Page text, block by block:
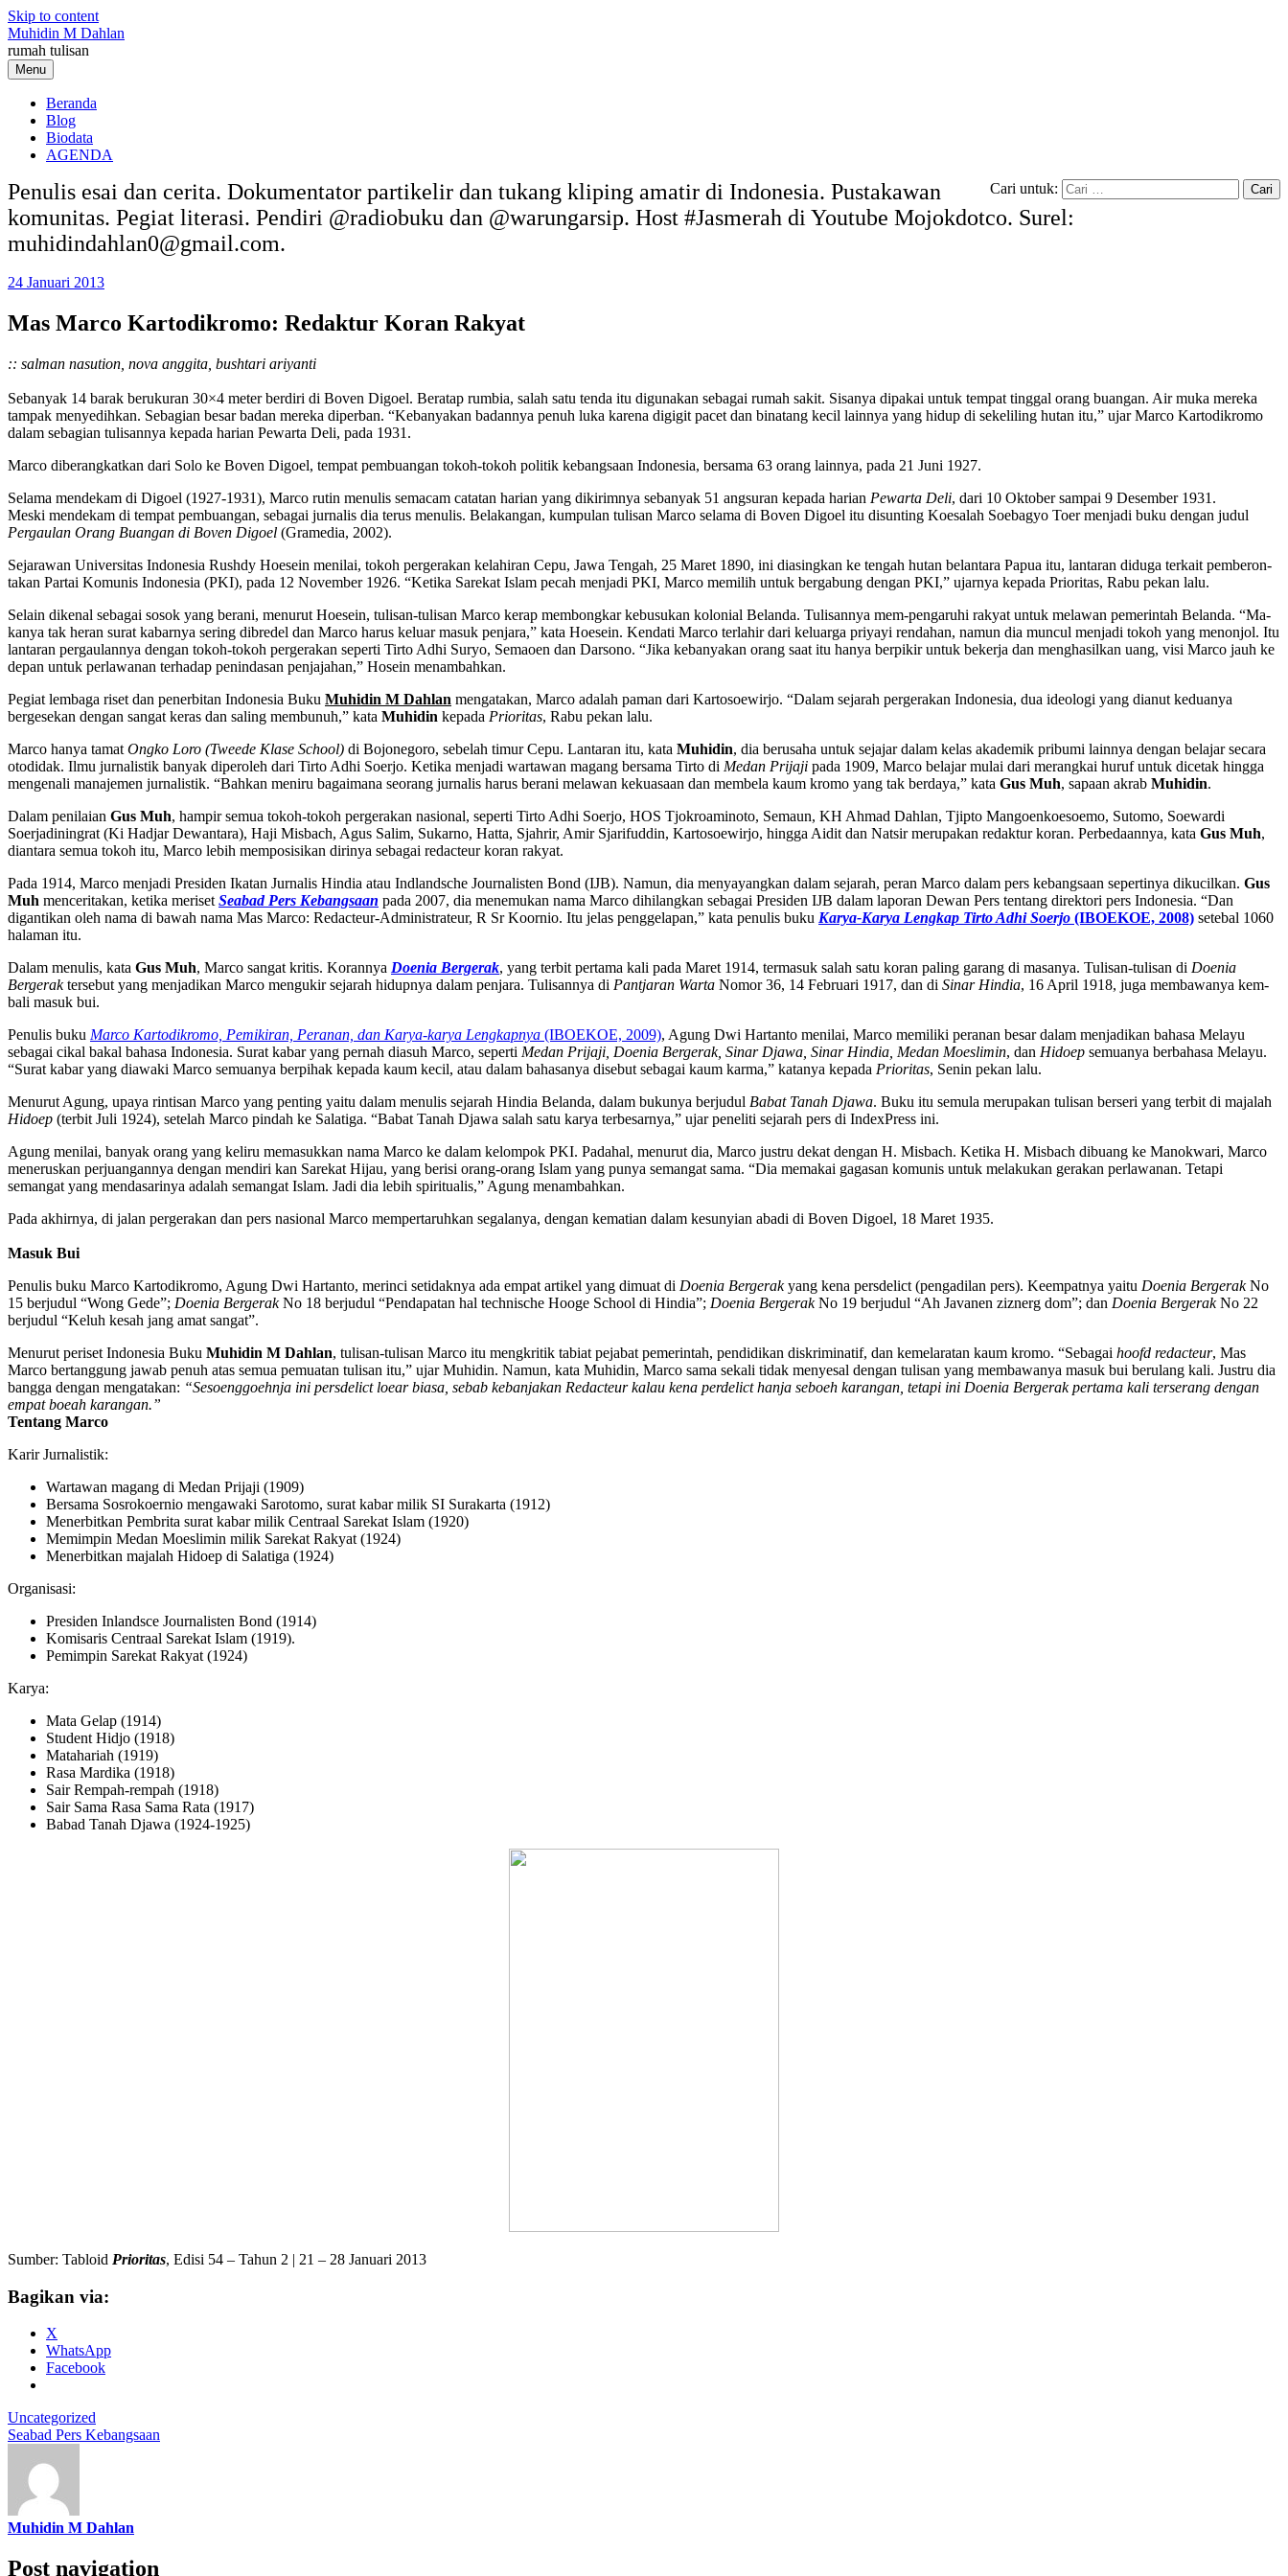
Skip to content
Muhidin M Dahlan
rumah tulisan
Menu
Beranda
Blog
Biodata
AGENDA
Cari untuk:
Penulis esai dan cerita. Dokumentator partikelir dan tukang kliping amatir di Indonesia. Pustakawan
komunitas. Pegiat literasi. Pendiri @radiobuku dan @warungarsip. Host #Jasmerah di Youtube Mojokdotco. Surel:
muhidindahlan0@gmail.com.
24 Januari 2013
Mas Marco Kartodikromo: Redaktur Koran Rakyat
:: salman nasution, nova anggita, bushtari ariyanti
Sebanyak 14 barak berukuran 30×4 meter berdiri di Boven Di­goel. Beratap rumbia, salah satu tenda itu digunakan sebagai rumah sakit. Sisanya dipakai untuk tempat tinggal orang buangan. Air muka mereka
tampak menye­dihkan. Sebagian besar badan mereka diperban. “Kebanyakan badannya penuh luka karena digigit pacet dan binatang kecil lainnya yang hidup di sekeliling hutan itu,” ujar Marco Kartodikromo
dalam sebagian tulisannya kepada harian Pewarta Deli, pada 1931.
Marco diberangkatkan dari Solo ke Boven Digoel, tem­pat pembuangan tokoh-tokoh politik kebangsaan Indonesia, bersama 63 orang lainnya, pada 21 Juni 1927.
Selama mendekam di Digoel (1927-1931), Marco rutin menulis semacam catatan harian yang dikirimnya sebanyak 51 angsuran kepada harian Pewarta Deli, dari 10 Oktober sampai 9 Desember 1931.
Meski mendekam di tempat pembuangan, sebagai jurnalis dia terus menulis. Belakangan, kumpulan tulisan Marco selama di Boven Digoel itu disunting Koesalah Soebagyo Toer menja­di buku dengan judul
Pergaulan Orang Buangan di Boven Digoel (Gramedia, 2002).
Sejarawan Universitas Indo­nesia Rushdy Hoesein menilai, tokoh pergerakan kelahiran Cepu, Jawa Tengah, 25 Maret 1890, ini diasingkan ke tengah hutan belantara Papua itu, lan­taran diduga terkait pemberon­
takan Partai Komunis Indonesia (PKI), pada 12 November 1926. “Ketika Sarekat Islam pecah menjadi PKI, Marco me­milih untuk bergabung dengan PKI,” ujarnya kepada Prioritas, Rabu pekan lalu.
Selain dikenal sebagai sosok yang berani, menurut Hoesein, tulisan-tulisan Marco kerap membongkar kebusukan kolo­nial Belanda. Tulisannya mem-pengaruhi rakyat untuk mela­wan pemerintah Belanda. “Ma­
kanya tak heran surat kabarnya sering dibredel dan Marco harus keluar masuk penjara,” kata Hoesein. Kendati Marco terlahir dari keluarga priyayi rendahan, namun dia muncul menjadi tokoh yang menonjol. Itu
lantaran pergaulannya dengan tokoh-tokoh pergerakan seperti Tirto Adhi Suryo, Semaoen dan Darsono. “Jika kebanyakan orang saat itu hanya berpikir untuk bekerja dan menghasilkan uang, visi Marco jauh ke
depan untuk perlawanan terhadap penindasan penjajahan,” Hosein menambahkan.
Pegiat lembaga riset dan penerbitan Indonesia Buku Muhidin M Dahlan mengata­kan, Marco adalah paman dari Kartosoewirjo. “Dalam seja­rah pergerakan Indonesia, dua ideologi yang dianut keduanya
bergesekan dengan sangat keras dan saling membunuh,” kata Muhidin kepada Prioritas, Rabu pekan lalu.
Marco hanya tamat Ongko Loro (Tweede Klase School) di Bojonegoro, sebelah timur Cepu. Lantaran itu, kata Muhidin, dia berusaha untuk sejajar dalam kelas akademik pribumi lainnya dengan bela­jar secara
otodidak. Ilmu jurnalistik banyak diperoleh dari Tirto Adhi Soerjo. Ketika menjadi wartawan magang bersama Tirto di Medan Prijaji pada 1909, Marco belajar mulai dari merangkai huruf untuk dicetak hingga
mengenali manajemen jurnalistik. “Bahkan meniru bagaimana seorang jurnalis harus berani melawan kekuasaan dan membela kaum kromo yang tak berdaya,” kata Gus Muh, sapaan akrab Muhidin.
Dalam penilaian Gus Muh, hampir semua tokoh-tokoh pergerakan nasional, seperti Tirto Adhi Soerjo, HOS Tjokroaminoto, Semaun, KH Ahmad Dahlan, Tjipto Mangoenkoesoemo, Sutomo, Soewardi
Soerjadiningrat (Ki Hadjar Dewantara), Haji Misbach, Agus Salim, Sukarno, Hatta, Sjahrir, Amir Sjarifuddin, Kartosoewirjo, hingga Aidit dan Natsir merupa­kan redaktur koran. Perbedaan­nya, kata Gus Muh,
diantara semua tokoh itu, Marco lebih memposisikan dirinya sebagai redacteur koran rakyat.
Pada 1914, Marco menjadi Presiden Ikatan Jurnalis Hindia atau Indlandsche Journalisten Bond (IJB). Namun, dia menyayangkan dalam sejarah, peran Marco dalam pers kebangsaan sepertinya dikucilkan. Gus
Muh menceritakan, ketika meriset Seabad Pers Kebangsaan pada 2007, dia menemukan nama Marco dihilangkan sebagai Presiden IJB dalam laporan Dewan Pers tentang direktori pers Indonesia. “Dan
digantikan oleh nama di bawah nama Mas Marco: Redacteur-Adminis­trateur, R Sr Koornio. Itu jelas penggelapan,” kata penulis buku Karya-Karya Lengkap Tirto Adhi Soerjo (IBOEKOE, 2008) sete­bal 1060
halaman itu.
Dalam menulis, kata Gus Muh, Marco sangat kritis. Korannya Doenia Bergerak, yang terbit pertama kali pada Maret 1914, termasuk salah satu koran paling garang di masanya. Tulisan-tulisan di Doenia
Bergeraktersebut yang menjadikan Marco mengukir sejarah hidupnya dalam penjara. Tulisannya di Pantjaran Warta Nomor 36, 14 Februari 1917, dan di Sinar Hindia, 16 April 1918, juga membawanya kem­
bali masuk bui.
Penulis buku Marco Kartodikromo, Pemikiran, Per­anan, dan Karya-karya Leng­kapnya (IBOEKOE, 2009), Agung Dwi Hartanto menilai, Marco memiliki peranan besar dalam menjadikan bahasa Melayu
sebagai cikal bakal bahasa Indonesia. Surat kabar yang pernah diasuh Marco, seperti Medan Prijaji, Doenia Bergerak, Sinar Djawa, Sinar Hindia, Medan Moeslimin, dan Hidoep semuanya berbahasa Melayu.
“Surat kabar yang di­awaki Marco semuanya berpihak kepada kaum kecil, atau dalam bahasanya disebut sebagai kaum karma,” katanya kepada Prioritas, Senin pekan lalu.
Menurut Agung, upaya rintisan Marco yang penting yaitu dalam menulis sejarah Hindia Belanda, dalam bukunya berjudul Babat Tanah Djawa. Buku itu semula merupakan tulisan berseri yang terbit di majalah
Hidoep (terbit Juli 1924), setelah Marco pindah ke Salatiga. “Babat Tanah Djawa salah satu karya terbesarnya,” ujar peneliti sejarah pers di IndexPress ini.
Agung menilai, banyak orang yang keliru memasukkan nama Marco ke dalam kelompok PKI. Padahal, menurut dia, Marco justru dekat dengan H. Misbach. Ketika H. Misbach dibuang ke Manokwari, Marco
meneruskan perjuangannya dengan mendiri kan Sarekat Hijau, yang berisi orang-orang Islam yang punya semangat sama. “Dia memakai gagasan komunis untuk melaku­kan gerakan perlawanan. Tetapi
semangat yang mendasarinya adalah semangat Islam. Jadi dia lebih spiritualis,” Agung menam­bahkan.
Pada akhirnya, di jalan pergerakan dan pers nasional Marco mempertaruhkan segalanya, dengan kematian dalam kesunyian abadi di Boven Digoel, 18 Maret 1935.
Masuk Bui
Penulis buku Marco Kartodikromo, Agung Dwi Hartanto, merinci setidaknya ada empat artikel yang dimuat di Doenia Bergerakyang kena persdelict (pengadilan pers). Keempatnya yaitu Doenia BergerakNo
15 berjudul “Wong Gede”; Doenia BergerakNo 18 berjudul “Pendapatan hal technische Hooge School di Hindia”; Doenia BergerakNo 19 berjudul “Ah Javanen ziznerg dom”; dan Doenia BergerakNo 22
berjudul “Keluh kesah jang amat sangat”.
Menurut periset Indonesia Buku Muhidin M Dahlan, tulisan-tulisan Marco itu mengkritik tabiat peja­bat pemerintah, pendidikan diskriminatif, dan kemelaratan kaum kromo. “Sebagai hoofd redacteur, Mas
Marco bertanggung jawab penuh atas semua pemuatan tulisan itu,” ujar Muhidin. Namun, kata Muhidin, Marco sama sekali tidak menyesal dengan tulisan yang membawanya masuk bui berulang kali. Justru dia
bangga dengan mengatakan: “Sesoenggoehnja ini persdelict loear biasa, sebab kebanjakan Redacteur kalau kena perdelict hanja seboeh karangan, tetapi ini Doenia Bergerak pertama kali terserang dengan
empat boeah karangan.”
Tentang Marco
Karir Jurnalistik:
Wartawan magang di Medan Prijaji (1909)
Bersama Sosrokoernio mengawaki Sarotomo, surat kabar milik SI Surakarta (1912)
Menerbitkan Pembrita surat kabar milik Centraal Sarekat Islam (1920)
Memimpin Medan Moeslimin milik Sarekat Rakyat (1924)
Menerbitkan majalah Hidoep di Salatiga (1924)
Organisasi:
Presiden Inlandsce Journalisten Bond (1914)
Komisaris Centraal Sarekat Islam (1919).
Pemimpin Sarekat Rakyat (1924)
Karya:
Mata Gelap (1914)
Student Hidjo (1918)
Matahariah (1919)
Rasa Mardika (1918)
Sair Rempah-rempah (1918)
Sair Sama Rasa Sama Rata (1917)
Babad Tanah Djawa (1924-1925)
Sumber: Tabloid Prioritas, Edisi 54 – Tahun 2 | 21 – 28 Januari 2013
Bagikan via:
X
WhatsApp
Facebook
Uncategorized
Seabad Pers Kebangsaan
Muhidin M Dahlan
Post navigation